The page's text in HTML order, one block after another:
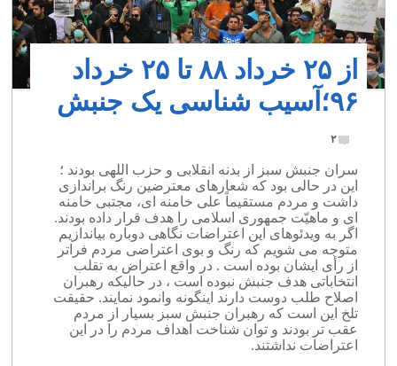
از ۲۵ خرداد ۸۸ تا ۲۵ خرداد
۹۶؛آسیب شناسی یک جنبش
۲
سران جنبش سبز از بدنه انقلابی و حزب اللهی بودند ؛
این در حالی بود که شعارهای معترضین رنگ براندازی
داشت و مردم مستقیماً علی خامنه ای، مجتبی خامنه
ای و ماهیّت جمهوری اسلامی را هدف قرار داده بودند.
اگر به ویدئوهای این اعتراضات نگاهی دوباره بیاندازیم
متوجه می شویم که رنگ و بوی اعتراضی مردم فراتر
از رأی ایشان بوده است . در واقع اعتراض به تقلب
انتخاباتی هدف جنبش نبوده است ، در حالیکه رهبران
اصلاح طلب دوست دارند اینگونه وانمود نمایند. حقیقت
تلخ این است که رهبران جنبش سبز بسیار از مردم
عقب تر بودند و توان شناخت اهداف مردم را در این
اعتراضات نداشتند.